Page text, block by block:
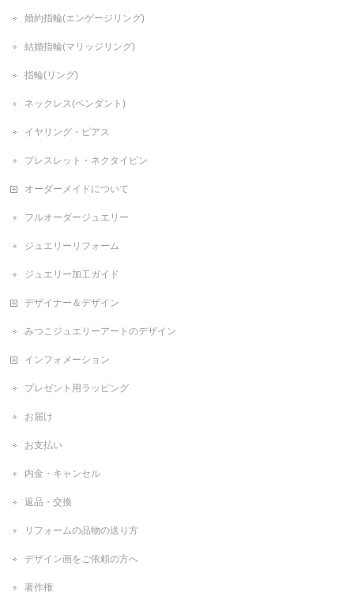
婚約指輪(エンゲージリング)
結婚指輪(マリッジリング)
指輪(リング)
ネックレス(ペンダント)
イヤリング・ピアス
ブレスレット・ネクタイピン
オーダーメイドについて
フルオーダージュエリー
ジュエリーリフォーム
ジュエリー加工ガイド
デザイナー＆デザイン
みつこジュエリーアートのデザイン
インフォメーション
プレゼント用ラッピング
お届け
お支払い
内金・キャンセル
返品・交換
リフォームの品物の送り方
デザイン画をご依頼の方へ
著作権